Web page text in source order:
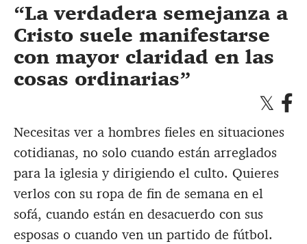
La verdadera semejanza a
Cristo suele manifestarse
con mayor claridad en las
cosas ordinarias
Necesitas ver a hombres fieles en situaciones
cotidianas, no solo cuando están arreglados
para la iglesia y dirigiendo el culto. Quieres
verlos con su ropa de fin de semana en el
sofá, cuando están en desacuerdo con sus
esposas o cuando ven un partido de fútbol.